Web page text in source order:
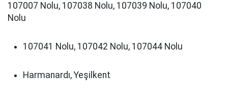
107007 Nolu, 107038 Nolu, 107039 Nolu, 107040
Nolu
107041 Nolu, 107042 Nolu, 107044 Nolu
Harmanardı, Yeşilkent